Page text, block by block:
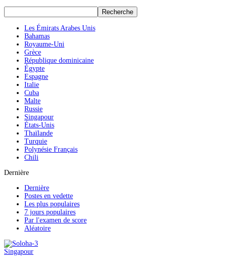
Les Émirats Arabes Unis
Bahamas
Royaume-Uni
Grèce
République dominicaine
Égypte
Espagne
Italie
Cuba
Malte
Russie
Singapour
États-Unis
Thaïlande
Turquie
Polynésie Français
Chili
Dernière
Dernière
Postes en vedette
Les plus populaires
7 jours populaires
Par l'examen de score
Aléatoire
Singapour